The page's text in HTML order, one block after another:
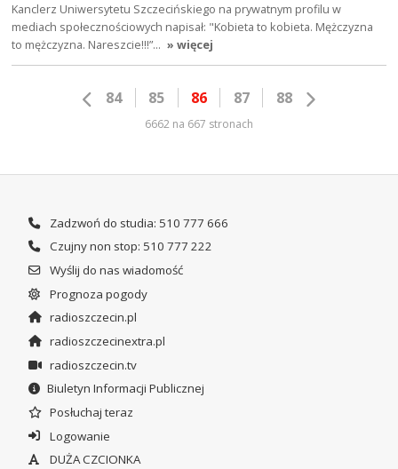
Kanclerz Uniwersytetu Szczecińskiego na prywatnym profilu w
mediach społecznościowych napisał: "Kobieta to kobieta. Mężczyzna
to mężczyzna. Nareszcie!!!”… » więcej
84 85 86 87 88
6662 na 667 stronach
Zadzwoń do studia: 510 777 666
Czujny non stop: 510 777 222
Wyślij do nas wiadomość
Prognoza pogody
radioszczecin.pl
radioszczecinextra.pl
radioszczecin.tv
Biuletyn Informacji Publicznej
Posłuchaj teraz
Logowanie
DUŻA CZCIONKA